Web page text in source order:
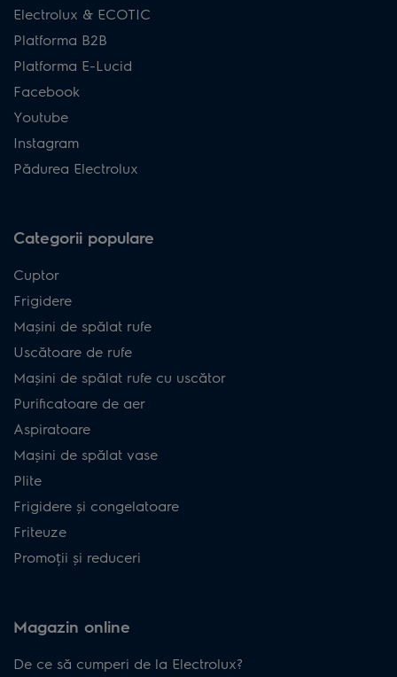
Electrolux & ECOTIC
Platforma B2B
Platforma E-Lucid
Facebook
Youtube
Instagram
Pădurea Electrolux
Categorii populare
Cuptor
Frigidere
Mașini de spălat rufe
Uscătoare de rufe
Mașini de spălat rufe cu uscător
Purificatoare de aer
Aspiratoare
Mașini de spălat vase
Plite
Frigidere și congelatoare
Friteuze
Promoții și reduceri
Magazin online
De ce să cumperi de la Electrolux?